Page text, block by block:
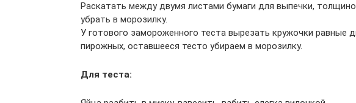
Раскатать между двумя листами бумаги для выпечки,
убрать в морозилку.
У готового замороженного теста вырезать кружочки равные
пирожных, оставшееся тесто убираем в морозилку.
Для теста: